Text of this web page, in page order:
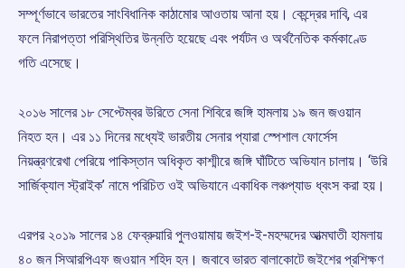
সম্পূর্ণভাবে ভারতের সাংবিধানিক কাঠামোর আওতায় আনা হয়। কেন্দ্রের দাবি, এর
ফলে নিরাপত্তা পরিস্থিতির উন্নতি হয়েছে এবং পর্যটন ও অর্থনৈতিক কর্মকাণ্ডে
গতি এসেছে।
২০১৬ সালের ১৮ সেপ্টেম্বর উরিতে সেনা শিবিরে জঙ্গি হামলায় ১৯ জন জওয়ান
নিহত হন। এর ১১ দিনের মধ্যেই ভারতীয় সেনার প্যারা স্পেশাল ফোর্সেস
নিয়ন্ত্রণরেখা পেরিয়ে পাকিস্তান অধিকৃত কাশ্মীরে জঙ্গি ঘাঁটিতে অভিযান চালায়। ‘উরি
সার্জিক্যাল স্ট্রাইক’ নামে পরিচিত ওই অভিযানে একাধিক লঞ্চপ্যাড ধ্বংস করা হয়।
এরপর ২০১৯ সালের ১৪ ফেব্রুয়ারি পুলওয়ামায় জইশ-ই-মহম্মদের আত্মঘাতী হামলায়
৪০ জন সিআরপিএফ জওয়ান শহিদ হন। জবাবে ভারত বালাকোটে জইশের প্রশিক্ষণ